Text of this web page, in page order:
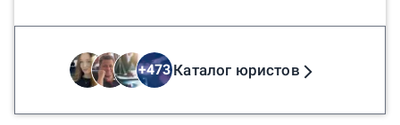
+473Каталог юристов